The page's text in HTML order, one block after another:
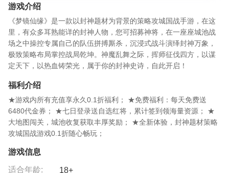
游戏介绍
《梦镜仙缘》是一款以封神题材为背景的策略攻城国战手游，在这
里，有众多耳熟能详的封神人物，您可招募神将，在一座座城池战
场之中操控专属自己的队伍拼搏厮杀，沉浸式战斗演绎封神万象，
极致策略布局掌控战局乾坤。神魔乱舞之际，挥师征伐四方，以谋
定天下，以热血铸荣光，属于你的封神史诗，自此开启！
福利介绍
★游戏内所有充值享永久0.1折福利； ★免费福利：每天免费送
6480代金券； ★七日登录送自选红将，累计签到领海量资源； ★
大地图闯关，城池收复获取丰厚奖励； ★全新体验，封神题材策略
攻城国战游戏0.1折随心畅玩；
游戏信息
适合年龄: 18+